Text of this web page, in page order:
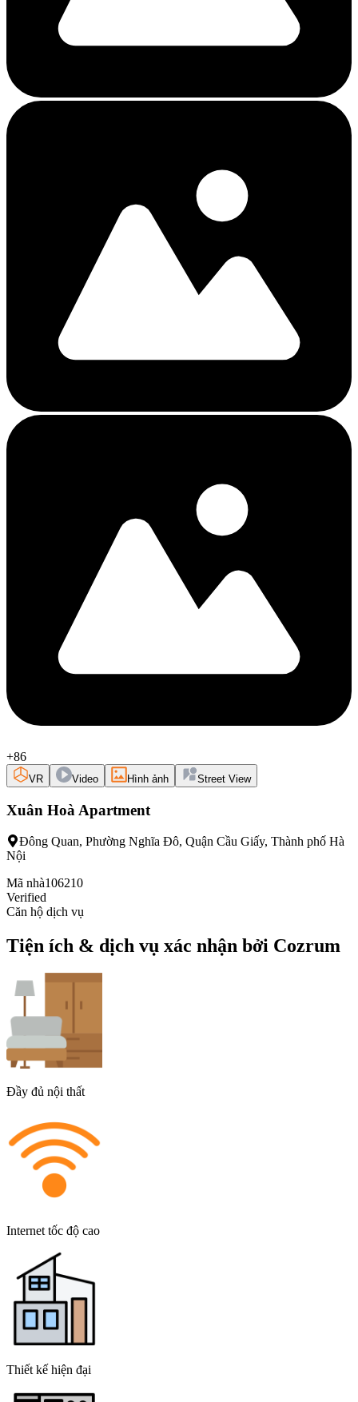
+86
VR Video Hình ảnh Street View
Xuân Hoà Apartment
Đông Quan, Phường Nghĩa Đô, Quận Cầu Giấy, Thành phố Hà
Nội
Mã nhà106210
Verified
Căn hộ dịch vụ
Tiện ích & dịch vụ xác nhận bởi Cozrum
Đầy đủ nội thất
Internet tốc độ cao
Thiết kế hiện đại